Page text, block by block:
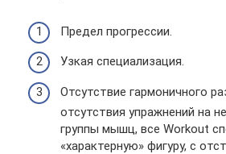
Предел прогрессии.
Узкая специализация.
Отсутствие гармоничного
отсутствия упражнений на
группы мышц, все Workout
«характерную» фигуру, с